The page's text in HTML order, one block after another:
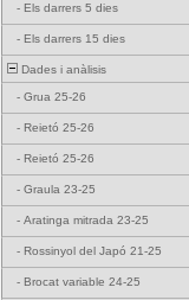
- Els darrers 5 dies
- Els darrers 15 dies
Dades i anàlisis
- Grua 25-26
- Reietó 25-26
- Reietó 25-26
- Graula 23-25
- Aratinga mitrada 23-25
- Rossinyol del Japó 21-25
- Brocat variable 24-25